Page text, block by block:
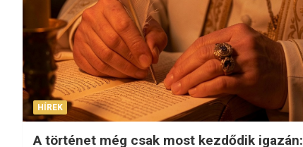
HÍREK
A történet még csak most kezdődik igazán: